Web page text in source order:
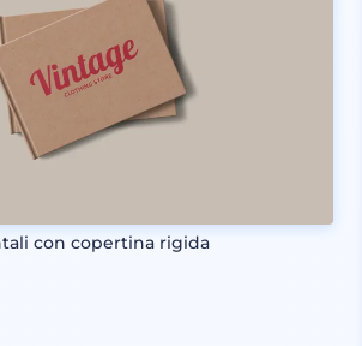
con copertina rigida